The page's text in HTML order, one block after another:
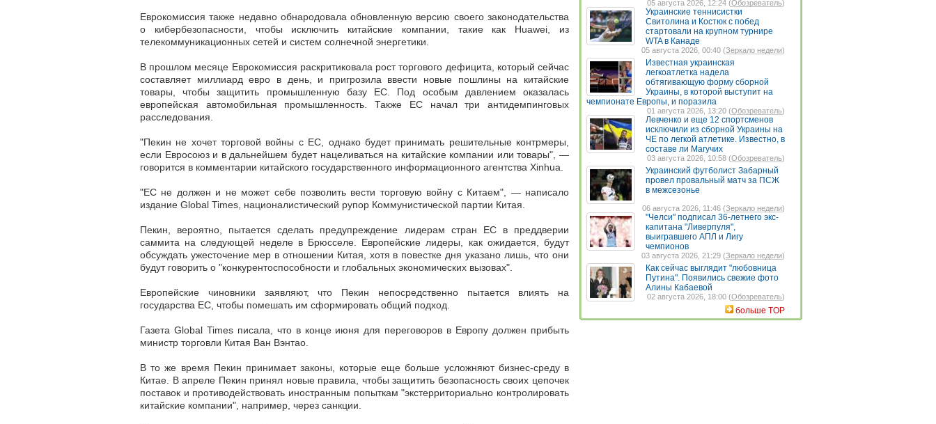
Еврокомиссия также недавно обнародовала обновленную версию своего законодательства
о кибербезопасности, чтобы исключить китайские компании, такие как Huawei, из
телекоммуникационных сетей и систем солнечной энергетики.
В прошлом месяце Еврокомиссия раскритиковала рост торгового дефицита, который сейчас
составляет миллиард евро в день, и пригрозила ввести новые пошлины на китайские
товары, чтобы защитить промышленную базу ЕС. Под особым давлением оказалась
европейская автомобильная промышленность. Также ЕС начал три антидемпинговых
расследования.
"Пекин не хочет торговой войны с ЕС, однако будет принимать решительные контрмеры,
если Евросоюз и в дальнейшем будет нацеливаться на китайские компании или товары", —
говорится в комментарии китайского государственного информационного агентства Xinhua.
"ЕС не должен и не может себе позволить вести торговую войну с Китаем", — написало
издание Global Times, националистический рупор Коммунистической партии Китая.
Пекин, вероятно, пытается сделать предупреждение лидерам стран ЕС в преддверии
саммита на следующей неделе в Брюсселе. Европейские лидеры, как ожидается, будут
обсуждать ужесточение мер в отношении Китая, хотя в повестке дня указано лишь, что они
будут говорить о "конкурентоспособности и глобальных экономических вызовах".
Европейские чиновники заявляют, что Пекин непосредственно пытается влиять на
государства ЕС, чтобы помешать им сформировать общий подход.
Газета Global Times писала, что в конце июня для переговоров в Европу должен прибыть
министр торговли Китая Ван Вэнтао.
В то же время Пекин принимает законы, которые еще больше усложняют бизнес-среду в
Китае. В апреле Пекин принял новые правила, чтобы защитить безопасность своих цепочек
поставок и противодействовать иностранным попыткам "экстерриториально контролировать
китайские компании", например, через санкции.
05 августа 2026, 12:24 (Обозреватель)
Украинские теннисистки
Свитолина и Костюк с побед
стартовали на крупном турнире
WTA в Канаде
05 августа 2026, 00:40 (Зеркало недели)
Известная украинская
легкоатлетка надела
обтягивающую форму сборной
Украины, в которой выступит на
чемпионате Европы, и поразила
01 августа 2026, 13:20 (Обозреватель)
Левченко и еще 12 спортсменов
исключили из сборной Украины на
ЧЕ по легкой атлетике. Известно, в
составе ли Магучих
03 августа 2026, 10:58 (Обозреватель)
Украинский футболист Забарный
провел провальный матч за ПСЖ
в межсезонье
06 августа 2026, 11:46 (Зеркало недели)
"Челси" подписал 36-летнего экс-
капитана "Ливерпуля",
выигравшего АПЛ и Лигу
чемпионов
03 августа 2026, 21:29 (Зеркало недели)
Как сейчас выглядит "любовница
Путина". Появились свежие фото
Алины Кабаевой
02 августа 2026, 18:00 (Обозреватель)
больше TOP